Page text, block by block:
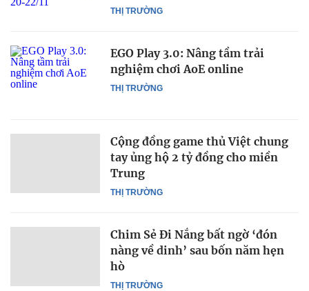
THỊ TRƯỜNG
THỊ TRƯỜNG
EGO Play 3.0: Nâng tầm trải
nghiệm chơi AoE online
THỊ TRƯỜNG
Cộng đồng game thủ Việt chung
tay ủng hộ 2 tỷ đồng cho miền
Trung
THỊ TRƯỜNG
Chim Sẻ Đi Nắng bất ngờ ‘đón
nàng về dinh’ sau bốn năm hẹn
hò